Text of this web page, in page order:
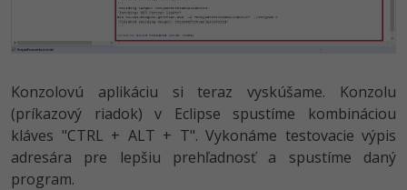
Konzolovú aplikáciu si teraz vyskúšame. Konzolu
(príkazový riadok) v Eclipse spustíme kombináciou
kláves "CTRL + ALT + T". Vykonáme testovacie výpis
adresára pre lepšiu prehľadnosť a spustíme daný
program.